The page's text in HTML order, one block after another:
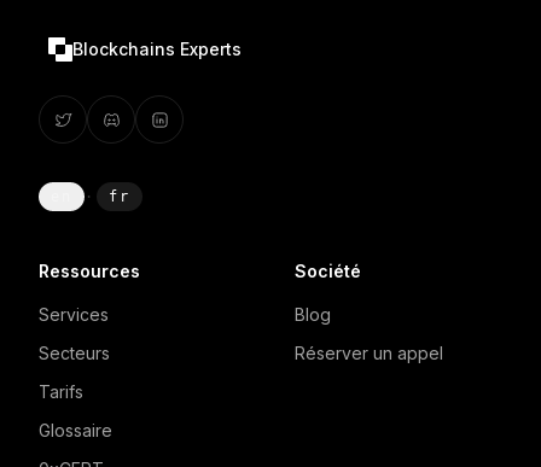
Blockchains Experts
· fr
Ressources
Services
Secteurs
Tarifs
Glossaire
Société
Blog
Réserver un appel